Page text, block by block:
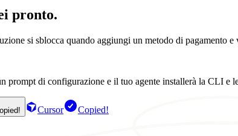
pronto.
si sblocca quando aggiungi un metodo di pagamento
prompt di configurazione e il tuo agente installerà la CLI e
Cursor Copied!